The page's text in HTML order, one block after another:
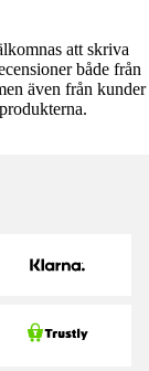
att skriva
både från
även från kunder